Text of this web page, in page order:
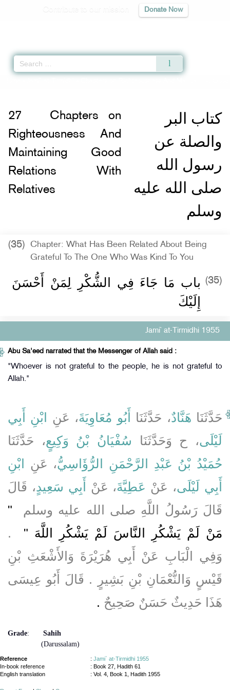
Donate Now
كتاب البر
والصلة عن
رسول الله
صلى الله عليه
وسلم
27
Chapters on
Righteousness And
Maintaining Good
Relations With
Relatives
(35)
Chapter: What Has Been Related About Being
Grateful To The One Who Was Kind To You
(35)
باب مَا جَاءَ فِي الشُّكْرِ لِمَنْ أَحْسَنَ
إِلَيْكَ
Jami` at-Tirmidhi 1955
Abu Sa'eed narrated that the Messenger of Allah said :
"Whoever is not grateful to the people, he is not grateful to
Allah."
حَدَّثَنَا هَنَّادٌ، حَدَّثَنَا أَبُو مُعَاوِيَةَ، عَنِ
ابْنِ أَبِي
لَيْلَى، ح وَحَدَّثَنَا سُفْيَانُ بْنُ وَكِيعٍ، حَدَّثَنَا
حُمَيْدُ بْنُ عَبْدِ الرَّحْمَنِ الرُّؤَاسِيُّ، عَنِ
ابْنِ
أَبِي لَيْلَى، عَنْ عَطِيَّةَ، عَنْ أَبِي سَعِيدٍ، قَالَ
قَالَ رَسُولُ اللَّهِ صلى الله عليه وسلم ‏
"‏
مَنْ لَمْ يَشْكُرِ النَّاسَ لَمْ يَشْكُرِ اللَّهَ ‏"
‏ ‏.‏
وَفِي الْبَابِ عَنْ أَبِي هُرَيْرَةَ وَالأَشْعَثِ بْنِ
قَيْسٍ وَالنُّعْمَانِ بْنِ بَشِيرٍ ‏.‏ قَالَ أَبُو عِيسَى
هَذَا حَدِيثٌ حَسَنٌ صَحِيحٌ ‏.‏
Grade:
Sahih
(Darussalam)
Reference : Jami` at-Tirmidhi 1955
In-book reference
: Book 27, Hadith 61
English translation
: Vol. 4, Book 1, Hadith 1955